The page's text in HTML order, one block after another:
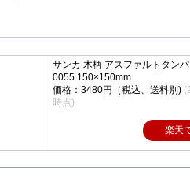
サンカ 木柄 アスファルトタン
0055 150×150mm
価格：3480円（税込、送料別)
時点)
楽天